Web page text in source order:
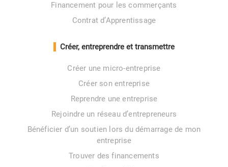
Financement pour les commerçants
Contrat d’Apprentissage
Créer, entreprendre et transmettre
Créer une micro-entreprise
Créer son entreprise
Reprendre une entreprise
Rejoindre un réseau d’entrepreneurs
Bénéficier d’un soutien lors du démarrage de mon
entreprise
Trouver des financements